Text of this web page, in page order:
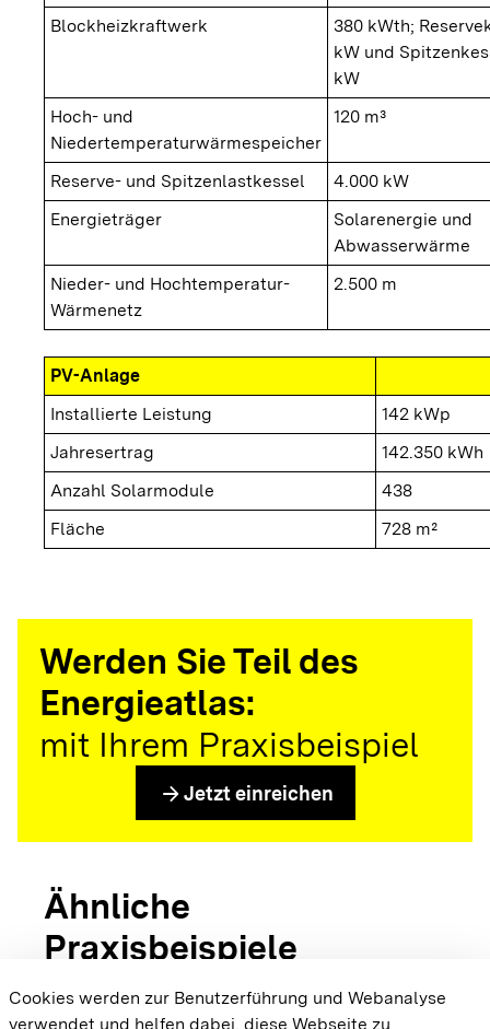
Blockheizkraftwerk
380 kWth;
kW und
kW
Hoch- und
Niedertemperaturwärmespeicher
120 m³
Reserve- und Spitzenlastkessel
4.000 kW
Energieträger
Solarenergie und
Abwasserwärme
Nieder- und Hochtemperatur-
Wärmenetz
2.500 m
PV-Anlage
Installierte Leistung
142 kWp
Jahresertrag
142.350 kWh
Anzahl Solarmodule
438
Fläche
728 m²
Werden Sie Teil des
Energieatlas:
mit Ihrem Praxisbeispiel
arrow_forward Jetzt einreichen
Ähnliche
Praxisbeispiele
Cookies werden zur Benutzerführung und Webanalyse
verwendet und helfen dabei, diese Webseite zu